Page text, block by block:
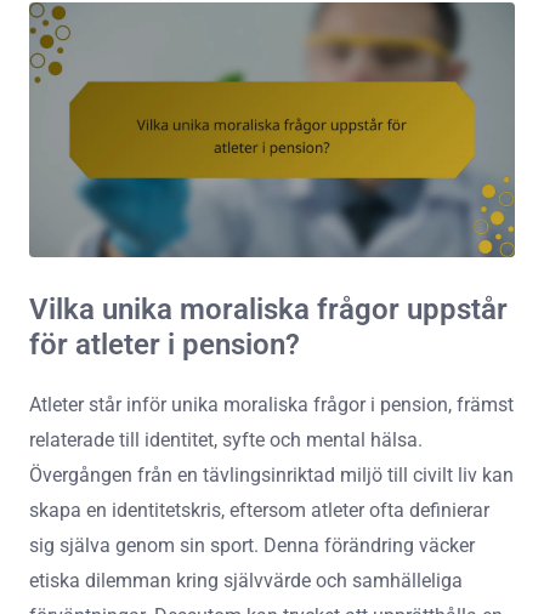
Vilka unika moraliska frågor uppstår
för atleter i pension?
Atleter står inför unika moraliska frågor i pension, främst
relaterade till identitet, syfte och mental hälsa.
Övergången från en tävlingsinriktad miljö till civilt liv kan
skapa en identitetskris, eftersom atleter ofta definierar
sig själva genom sin sport. Denna förändring väcker
etiska dilemman kring självvärde och samhälleliga